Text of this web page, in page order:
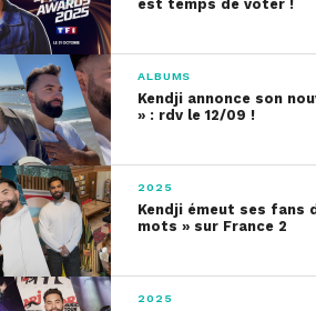
est temps de voter !
ALBUMS
Kendji annonce son
» : rdv le 12/09 !
2025
Kendji émeut ses fans
mots » sur France 2
2025